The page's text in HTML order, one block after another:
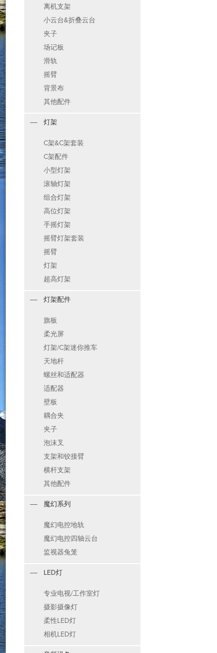
离机支架
小云台&折叠云台
夹子
场记板
滑轨
摇臂
背景布
其他配件
灯架
C架&C架套装
C架配件
小型灯架
滚轴灯架
组合灯架
高位灯架
手摇灯架
摇臂灯架套装
摇臂
灯架
超高灯架
灯架配件
旗板
柔光屏
灯架/C架迷你推车
天地杆
螺丝和适配器
适配器
壁板
耦合夹
夹子
泡沫叉
支架和铰接臂
横杆支架
其他配件
魔幻系列
魔幻电控地轨
魔幻电控四轴云台
监视器兔笼
LED灯
专业电视/工作室灯
摄影摄像灯
柔性LED灯
相机LED灯